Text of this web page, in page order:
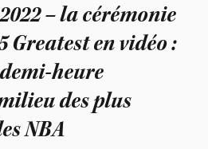
– la cérémonie
Greatest en vidéo :
heure
des plus
NBA